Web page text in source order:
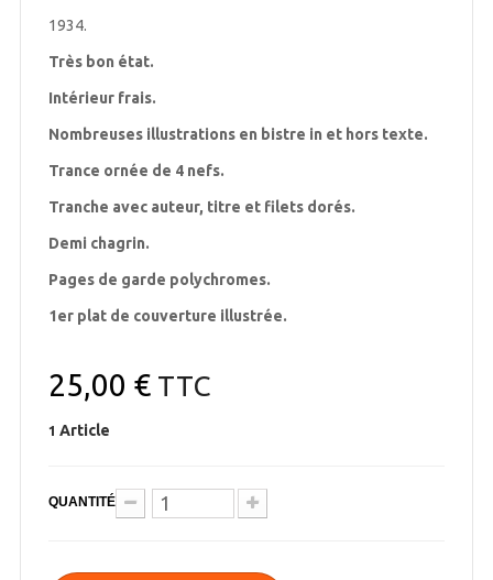
1934.
Très bon état.
Intérieur frais.
Nombreuses illustrations en bistre in et hors texte.
Trance ornée de 4 nefs.
Tranche avec auteur, titre et filets dorés.
Demi chagrin.
Pages de garde polychromes.
1er plat de couverture illustrée.
25,00 €TTC
1 Article
QUANTITÉ